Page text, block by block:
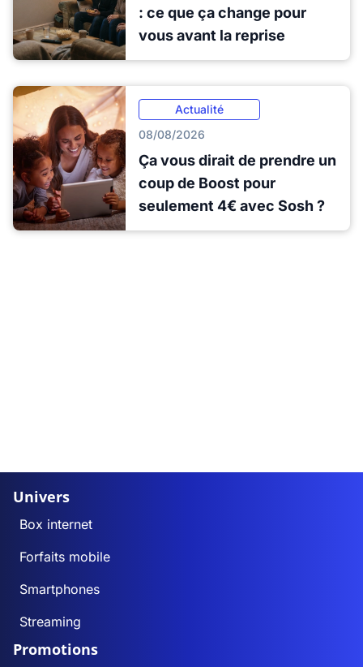
: ce que ça change pour
vous avant la reprise
Actualité
08/08/2026
Ça vous dirait de prendre un
coup de Boost pour
seulement 4€ avec Sosh ?
Univers
Box internet
Forfaits mobile
Smartphones
Streaming
Promotions